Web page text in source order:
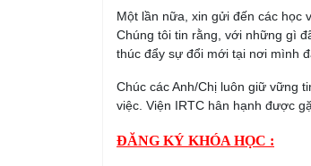
Một lần nữa, xin gửi đến các học
Chúng tôi tin rằng, với những gì
thúc đẩy sự đổi mới tại nơi mình
Chúc các Anh/Chị luôn giữ vững
việc. Viện IRTC hân hạnh được
ĐĂNG KÝ KHÓA HỌC :